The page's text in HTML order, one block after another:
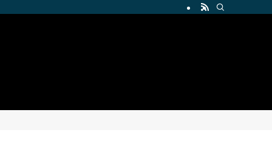
無料体験受付中。